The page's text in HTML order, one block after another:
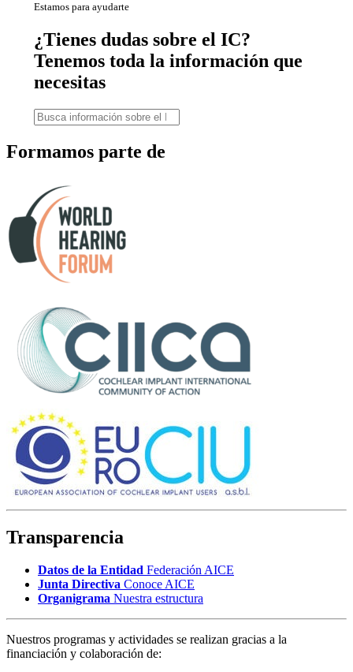
Estamos para ayudarte
¿Tienes dudas sobre el IC?
Tenemos toda la información que
necesitas
Formamos parte de
Transparencia
Datos de la Entidad Federación AICE
Junta Directiva Conoce AICE
Organigrama Nuestra estructura
Nuestros programas y actividades se realizan gracias a la
financiación y colaboración de: